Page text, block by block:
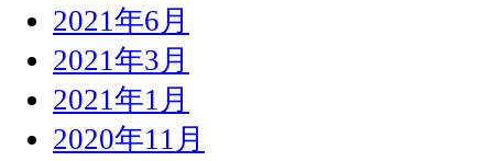
2021年6月
2021年3月
2021年1月
2020年11月